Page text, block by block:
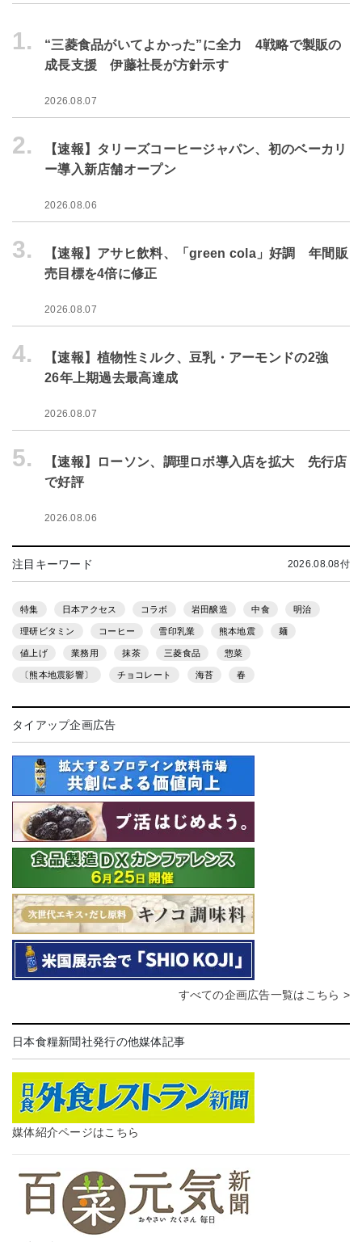
1.
“三菱食品がいてよかった”に全力 4戦略で製販の
成長支援 伊藤社長が方針示す
2026.08.07
2.
【速報】タリーズコーヒージャパン、初のベーカリ
ー導入新店舗オープン
2026.08.06
3.
【速報】アサヒ飲料、「green cola」好調 年間販
売目標を4倍に修正
2026.08.07
4.
【速報】植物性ミルク、豆乳・アーモンドの2強
26年上期過去最高達成
2026.08.07
5.
【速報】ローソン、調理ロボ導入店を拡大 先行店
で好評
2026.08.06
注目キーワード 2026.08.08付
特集 日本アクセス コラボ 岩田醸造 中食 明治
理研ビタミン コーヒー 雪印乳業 熊本地震 麺
値上げ 業務用 抹茶 三菱食品 惣菜
〔熊本地震影響〕 チョコレート 海苔 春
タイアップ企画広告
すべての企画広告一覧はこちら >
日本食糧新聞社発行の他媒体記事
媒体紹介ページはこちら